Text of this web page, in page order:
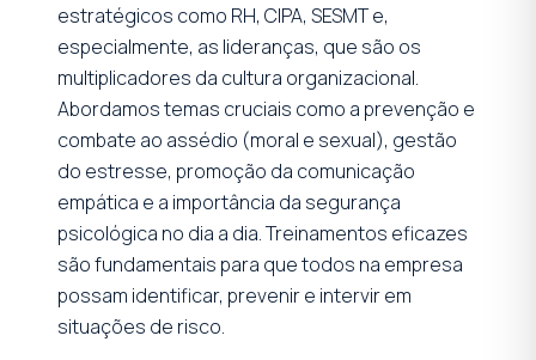
estratégicos como RH, CIPA, SESMT e,
especialmente, as lideranças, que são os
multiplicadores da cultura organizacional.
Abordamos temas cruciais como a prevenção e
combate ao assédio (moral e sexual), gestão
do estresse, promoção da comunicação
empática e a importância da segurança
psicológica no dia a dia. Treinamentos eficazes
são fundamentais para que todos na empresa
possam identificar, prevenir e intervir em
situações de risco.